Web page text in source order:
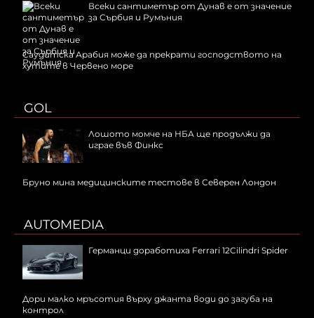
Всеки сантиметър от Дунав е от значение
за Сърбия и Румъния
Саудитска Арабия може да прекрати господството на
хутите в Червено море
GOL
Лошото момче на НБА ще продължи да
играе във Финкс
Бруно мина медицинските тестове в Северен Лондон
AUTOMEDIA
Германци доработиха Ferrari 12Cilindri Spider
Дори малко мръсотия върху джанта води до загуба на
контрол